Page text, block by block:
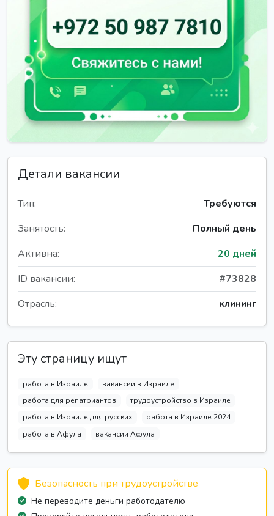
Детали вакансии
Тип:
Требуются
Занятость:
Полный день
Активна:
20 дней
ID вакансии:
#73828
Отрасль:
клининг
Эту страницу ищут
работа в Израиле
вакансии в Израиле
работа для репатриантов
трудоустройство в Израиле
работа в Израиле для русских
работа в Израиле 2024
работа в Афула
вакансии Афула
Безопасность при трудоустройстве
Не переводите деньги работодателю